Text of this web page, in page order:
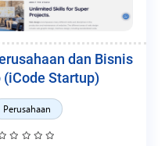
dan Bisnis
(iCode Startup)
Perusahaan